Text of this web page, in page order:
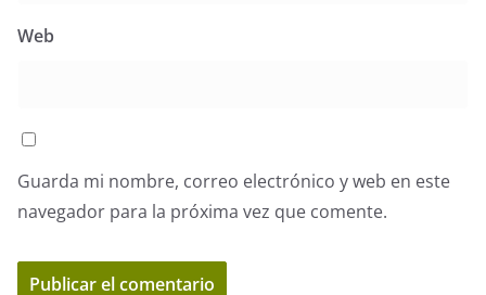
Web
Guarda mi nombre, correo electrónico y web en este
navegador para la próxima vez que comente.